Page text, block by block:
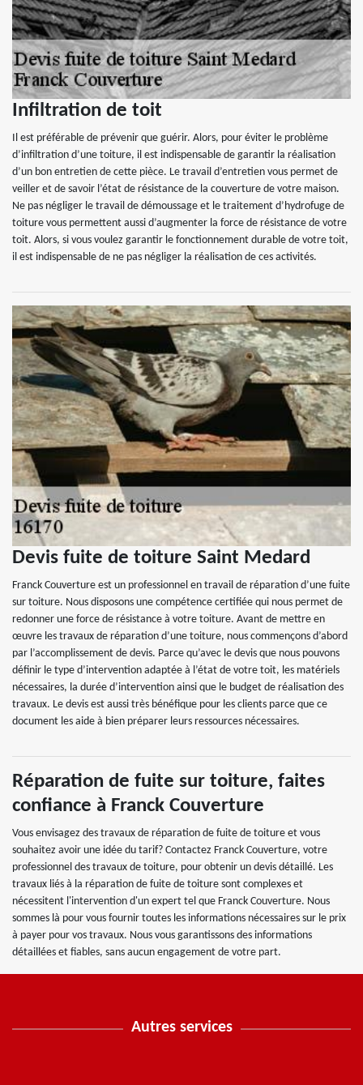
Infiltration de toit
Il est préférable de prévenir que guérir. Alors, pour éviter le problème
d’infiltration d’une toiture, il est indispensable de garantir la réalisation
d’un bon entretien de cette pièce. Le travail d’entretien vous permet de
veiller et de savoir l’état de résistance de la couverture de votre maison.
Ne pas négliger le travail de démoussage et le traitement d’hydrofuge de
toiture vous permettent aussi d’augmenter la force de résistance de votre
toit. Alors, si vous voulez garantir le fonctionnement durable de votre toit,
il est indispensable de ne pas négliger la réalisation de ces activités.
Devis fuite de toiture Saint Medard
Franck Couverture est un professionnel en travail de réparation d’une fuite
sur toiture. Nous disposons une compétence certifiée qui nous permet de
redonner une force de résistance à votre toiture. Avant de mettre en
œuvre les travaux de réparation d’une toiture, nous commençons d’abord
par l’accomplissement de devis. Parce qu’avec le devis que nous pouvons
définir le type d’intervention adaptée à l’état de votre toit, les matériels
nécessaires, la durée d’intervention ainsi que le budget de réalisation des
travaux. Le devis est aussi très bénéfique pour les clients parce que ce
document les aide à bien préparer leurs ressources nécessaires.
Réparation de fuite sur toiture, faites
confiance à Franck Couverture
Vous envisagez des travaux de réparation de fuite de toiture et vous
souhaitez avoir une idée du tarif? Contactez Franck Couverture, votre
professionnel des travaux de toiture, pour obtenir un devis détaillé. Les
travaux liés à la réparation de fuite de toiture sont complexes et
nécessitent l'intervention d'un expert tel que Franck Couverture. Nous
sommes là pour vous fournir toutes les informations nécessaires sur le prix
à payer pour vos travaux. Nous vous garantissons des informations
détaillées et fiables, sans aucun engagement de votre part.
Autres services